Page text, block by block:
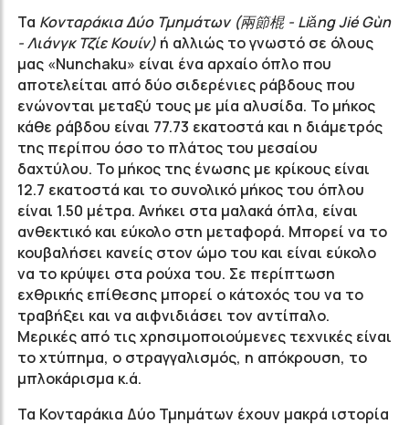
Τα Κονταράκια Δύο Τμημάτων (兩節棍 - Liǎng Jié Gùn
- Λιάνγκ Τζίε Κουίν) ή αλλιώς τo γνωστό σε όλους
μας «Nunchaku» είναι ένα αρχαίο όπλο που
αποτελείται από δύο σιδερένιες ράβδους που
ενώνονται μεταξύ τους με μία αλυσίδα. Το μήκος
κάθε ράβδου είναι 77.73 εκατοστά και η διάμετρός
της περίπου όσο το πλάτος του μεσαίου
δαχτύλου. Το μήκος της ένωσης με κρίκους είναι
12.7 εκατοστά και το συνολικό μήκος του όπλου
είναι 1.50 μέτρα. Ανήκει στα μαλακά όπλα, είναι
ανθεκτικό και εύκολο στη μεταφορά. Μπορεί να το
κουβαλήσει κανείς στον ώμο του και είναι εύκολο
να το κρύψει στα ρούχα του. Σε περίπτωση
εχθρικής επίθεσης μπορεί ο κάτοχός του να το
τραβήξει και να αιφνιδιάσει τον αντίπαλο.
Μερικές από τις χρησιμοποιούμενες τεχνικές είναι
το χτύπημα, ο στραγγαλισμός, η απόκρουση, το
μπλοκάρισμα κ.ά.
Τα Κονταράκια Δύο Τμημάτων έχουν μακρά ιστορία